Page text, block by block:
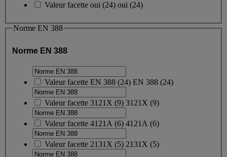
Valeur facette oui (24) oui (24)
Norme EN 388
Norme EN 388
Valeur facette EN 388 (24) EN 388 (24)
Valeur facette 3121X (9) 3121X (9)
Valeur facette 4121A (6) 4121A (6)
Valeur facette 2131X (5) 2131X (5)